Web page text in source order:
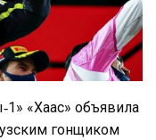
«Хаас» объявила
гонщиком